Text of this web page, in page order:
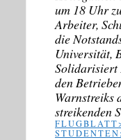
um 18 Uhr
Arbeiter,
die
Universität,
Solidarisiert
den
Warnstreiks
streikenden